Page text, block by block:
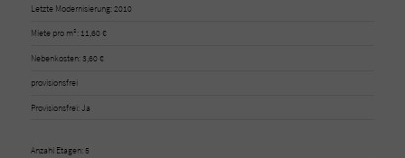
Letzte Modernisierung: 2010
Miete pro m²: 11,60 €
Nebenkosten: 3,60 €
provisionsfrei
Provisionsfrei: Ja
Anzahl Etagen: 5